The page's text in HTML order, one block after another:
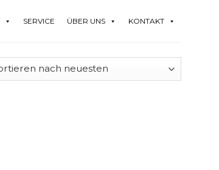
SERVICE ÜBER UNS KONTAKT